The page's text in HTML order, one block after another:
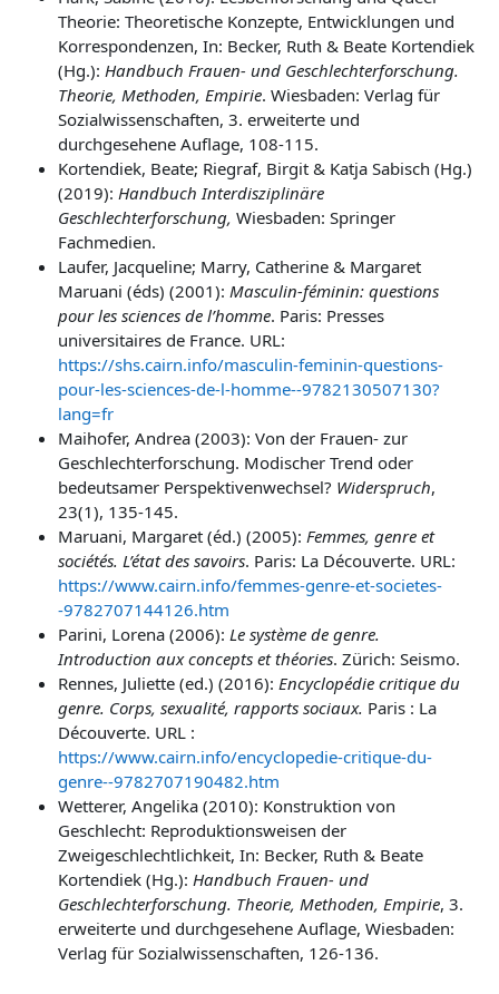
Theorie: Theoretische Konzepte, Entwicklungen und
Korrespondenzen, In: Becker, Ruth & Beate Kortendiek
(Hg.): Handbuch Frauen- und Geschlechterforschung.
Theorie, Methoden, Empirie. Wiesbaden: Verlag für
Sozialwissenschaften, 3. erweiterte und
durchgesehene Auflage, 108-115.
Kortendiek, Beate; Riegraf, Birgit & Katja Sabisch (Hg.)
(2019): Handbuch Interdisziplinäre
Geschlechterforschung, Wiesbaden: Springer
Fachmedien.
Laufer, Jacqueline; Marry, Catherine & Margaret
Maruani (éds) (2001): Masculin-féminin: questions
pour les sciences de l’homme. Paris: Presses
universitaires de France. URL:
https://shs.cairn.info/masculin-feminin-questions-
pour-les-sciences-de-l-homme--9782130507130?
lang=fr
Maihofer, Andrea (2003): Von der Frauen- zur
Geschlechterforschung. Modischer Trend oder
bedeutsamer Perspektivenwechsel? Widerspruch,
23(1), 135-145.
Maruani, Margaret (éd.) (2005): Femmes, genre et
sociétés. L’état des savoirs. Paris: La Découverte. URL:
https://www.cairn.info/femmes-genre-et-societes-
-9782707144126.htm
Parini, Lorena (2006): Le système de genre.
Introduction aux concepts et théories. Zürich: Seismo.
Rennes, Juliette (ed.) (2016): Encyclopédie critique du
genre. Corps, sexualité, rapports sociaux. Paris : La
Découverte. URL :
https://www.cairn.info/encyclopedie-critique-du-
genre--9782707190482.htm
Wetterer, Angelika (2010): Konstruktion von
Geschlecht: Reproduktionsweisen der
Zweigeschlechtlichkeit, In: Becker, Ruth & Beate
Kortendiek (Hg.): Handbuch Frauen- und
Geschlechterforschung. Theorie, Methoden, Empirie, 3.
erweiterte und durchgesehene Auflage, Wiesbaden:
Verlag für Sozialwissenschaften, 126-136.